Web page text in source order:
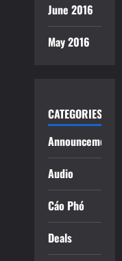
June 2016
May 2016
CATEGORIES
Announcements
Audio
Cáo Phó
Deals